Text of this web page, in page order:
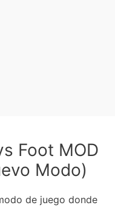
Foot MOD
Modo)
de juego donde